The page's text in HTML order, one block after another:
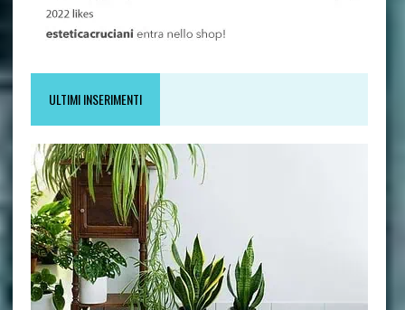
ULTIMI INSERIMENTI